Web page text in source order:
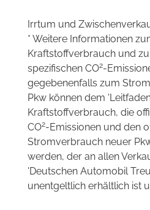
Irrtum und
* Weitere Informationen
Kraftstoffverbrauch und
spezifischen CO2-
gegebenenfalls zum
Pkw können dem
Kraftstoffverbrauch, die
CO2-Emissionen und den
Stromverbrauch neuer
werden, der an allen
'Deutschen Automobil
unentgeltlich erhältlich ist